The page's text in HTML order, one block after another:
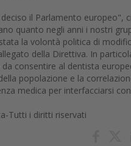
il Parlamento europeo",
quanto negli anni i nostri
la volontà politica di
della Direttiva. In
consentire al dentista
popolazione e la
medica per interfacciarsi
Tutti i diritti riservati